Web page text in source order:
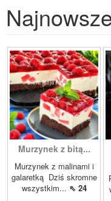
Murzynek z bitą...
Murzynek z malinami i
galaretką Dziś skromne
wszystkim... ⇖ 24